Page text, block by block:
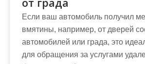
Если ваш автомобиль получил
вмятины, например, от дверей
автомобилей или града, это
для обращения за услугами